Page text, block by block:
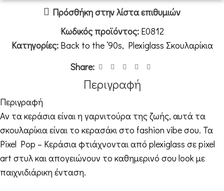
Πρόσθήκη στην λίστα επιθυμιών
Κωδικός προϊόντος: E0812
Κατηγορίες: Back to the ’90s, Plexiglass Σκουλαρίκια
Share:
Περιγραφή
Περιγραφή
Αν τα κεράσια είναι η γαρνιτούρα της ζωής, αυτά τα
σκουλαρίκια είναι το κερασάκι στο fashion vibe σου. Τα
Pixel Pop – Κεράσια φτιάχνονται από plexiglass σε pixel
art στυλ και απογειώνουν το καθημερινό σου look με
παιχνιδιάρικη ένταση.